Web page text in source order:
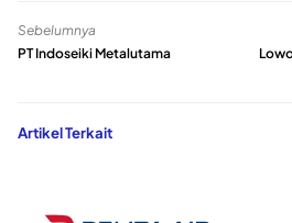
Sebelumnya
PT Indoseiki Metalutama
Artikel Terkait